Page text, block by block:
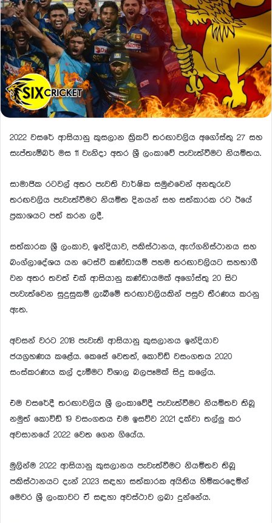
2022 වසරේ ආසියානු කුසලාන ක්‍රිකට් තරඟාවලිය අගෝස්තු 27 සහ
සැප්තැම්බර් මස 11 වැනිදා අතර ශ්‍රී ලංකාවේ පැවැත්වීමට නියමිතය.
සාමාජික රටවල් අතර පැවති වාර්ෂික සමුළුවෙන් අනතුරුව
තරඟවලිය පැවැත්වීමට නියමිත දිනයන් සහ සත්කාරක රට ඊයේ
ප්‍රකාශයට පත් කරන ලදී.
සත්කාරක ශ්‍රී ලංකාව, ඉන්දියාව, පකිස්ථානය, ඇෆ්ගනිස්ථානය සහ
බංග්ලාදේශය යන ටෙස්ට් කණ්ඩායම් පහම තරඟාවලියට සහභාගී
වන අතර තවත් එක් ආසියානු කණ්ඩායමක් අගෝස්තු 20 සිට
පැවැත්වෙන සුදුසුකම් ලැබීමේ තරඟාවලියකින් පසුව තීරණය කරනු
ඇත.
අවසන් වරට 2018 පැවැති ආසියානු කුසලානය ඉන්දියාව
ජයග්‍රහණය කළේය. කෙසේ වෙතත්, කොවිඩ් වසංගතය 2020
සංස්කරණය කල් දැමීමට විශාල බලපෑමක් සිදු කලේය.
එම වසරේදී තරඟාවලිය ශ්‍රී ලංකාවේදී පැවැත්වීමට නියමිතව තිබූ
නමුත් කොවිඩ් 19 වසංගතය එම ඉසව්ව 2021 දක්වා තල්ලු කර
අවසානයේ 2022 වෙත ගෙන ගියේය.
මුලින්ම 2022 ආසියානු කුසලානය පැවැත්වීමට නියමිතව තිබූ
පකිස්ථානයට දැන් 2023 සඳහා සත්කාරක අයිතිය හිමිකරදෙමින්
මෙවර ශ්‍රී ලංකාවට ඒ සඳහා අවස්ථාව ලබා දුන්නේය.